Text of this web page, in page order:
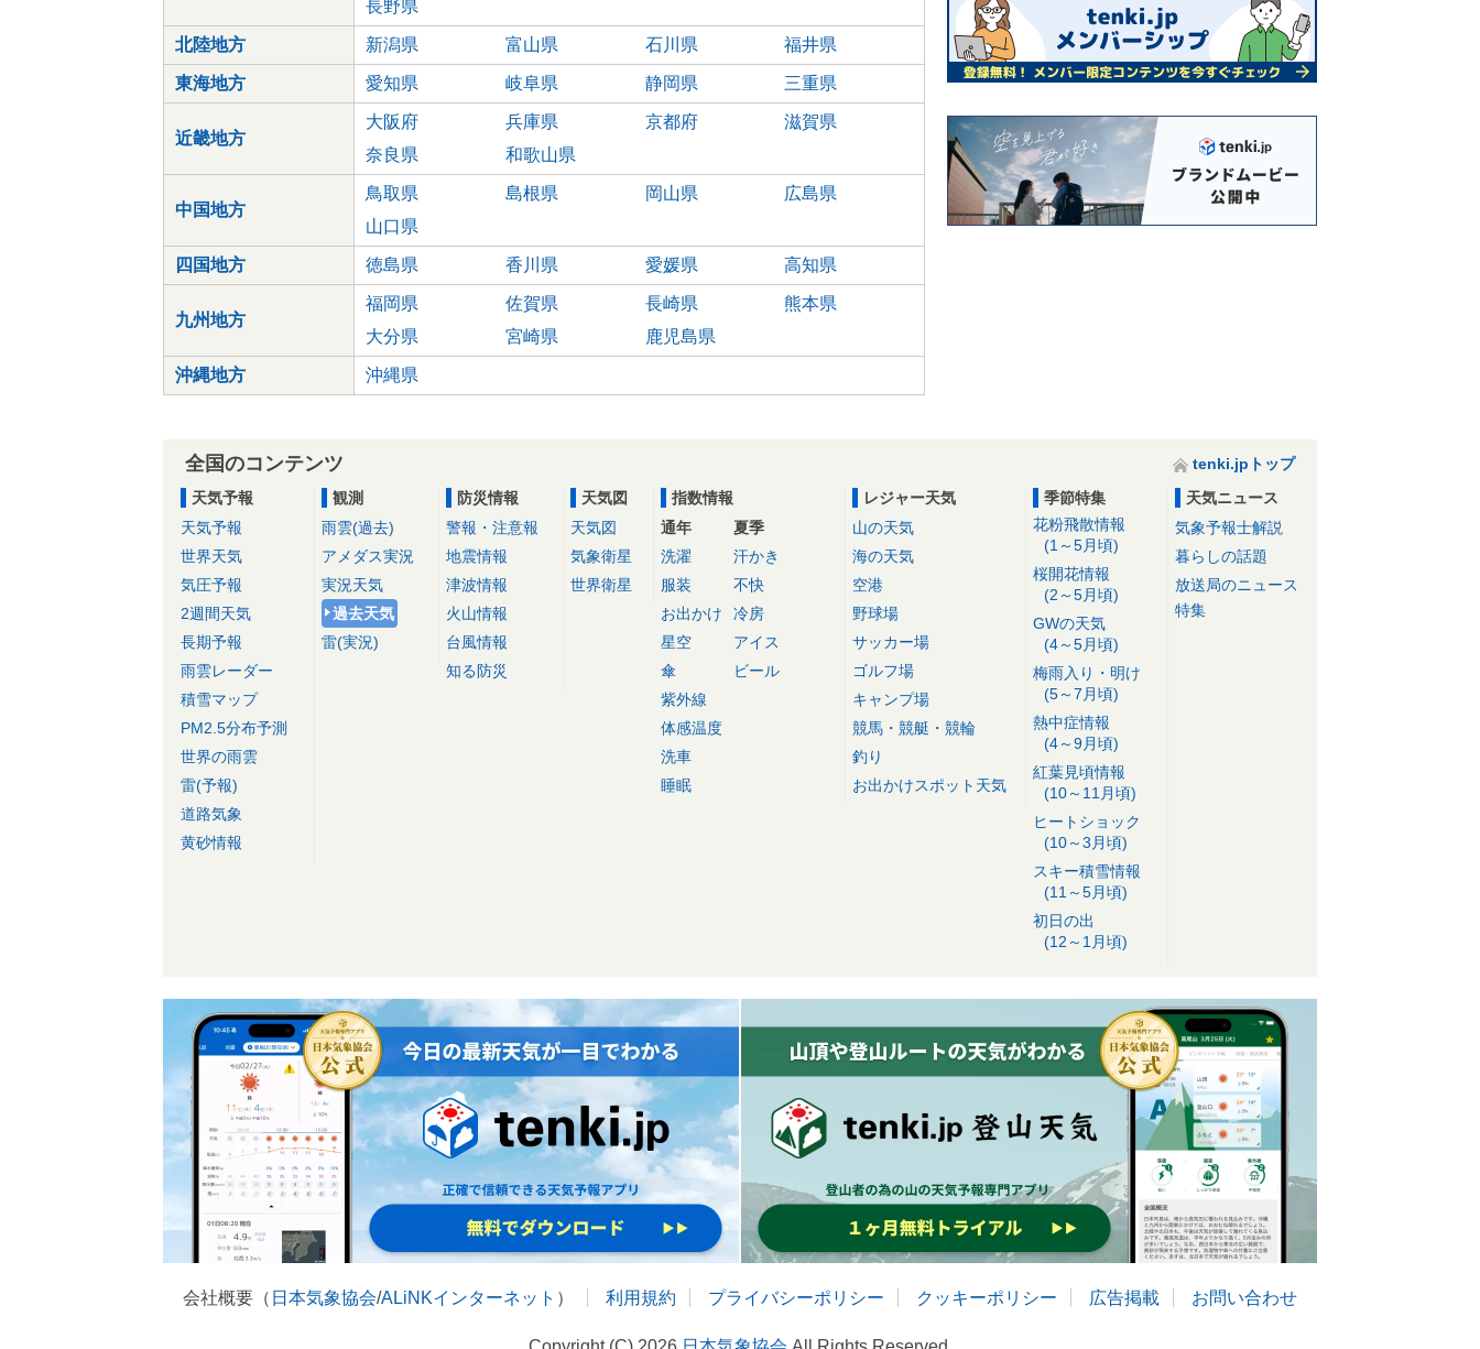
長野県
北陸地方 新潟県 富山県 石川県 福井県
東海地方 愛知県 岐阜県 静岡県 三重県
近畿地方
大阪府 兵庫県 京都府
滋賀県
奈良県
和歌山県
中国地方
鳥取県 島根県 岡山県
広島県
山口県
四国地方 徳島県 香川県 愛媛県 高知県
九州地方
福岡県 佐賀県 長崎県
熊本県
大分県
宮崎県 鹿児島県
沖縄地方 沖縄県
全国のコンテンツ
tenki.jpトップ
天気予報
天気予報
世界天気
気圧予報
2週間天気
長期予報
雨雲レーダー
積雪マップ
PM2.5分布予測
世界の雨雲
雷(予報)
道路気象
黄砂情報
観測
雨雲(過去)
アメダス実況
実況天気
過去天気
雷(実況)
防災情報
警報・注意報
地震情報
津波情報
火山情報
台風情報
知る防災
天気図
天気図
気象衛星
世界衛星
指数情報
通年
洗濯
服装
お出かけ
星空
傘
紫外線
体感温度
洗車
睡眠
夏季
汗かき
不快
冷房
アイス
ビール
レジャー天気
山の天気
海の天気
空港
野球場
サッカー場
ゴルフ場
キャンプ場
競馬・競艇・競輪
釣り
お出かけスポット天気
季節特集
花粉飛散情報
(1～5月頃)
桜開花情報
(2～5月頃)
GWの天気
(4～5月頃)
梅雨入り・明け
(5～7月頃)
熱中症情報
(4～9月頃)
紅葉見頃情報
(10～11月頃)
ヒートショック
(10～3月頃)
スキー積雪情報
(11～5月頃)
初日の出
(12～1月頃)
天気ニュース
気象予報士解説
暮らしの話題
放送局のニュース
特集
会社概要（ 日本気象協会/ALiNKインターネット ） 利用規約 プライバシーポリシー クッキーポリシー 広告掲載 お問い合わせ